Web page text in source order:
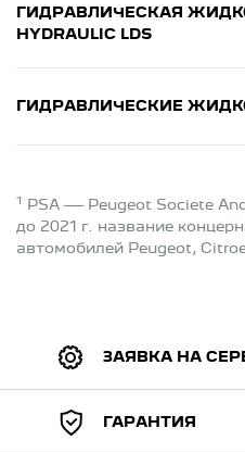
ГИДРАВЛИЧЕСКАЯ
HYDRAULIC LDS
ГИДРАВЛИЧЕСКИЕ
1
PSA — Peugeot Societe
до 2021 г. название
автомобилей Peugeot,
ЗАЯВКА НА
ГАРАНТИЯ